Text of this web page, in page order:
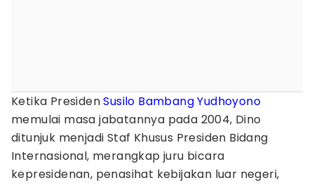
Ketika PresidenSusilo Bambang Yudhoyono
memulai masa jabatannya pada 2004, Dino
ditunjuk menjadi Staf Khusus Presiden Bidang
Internasional, merangkap juru bicara
kepresidenan, penasihat kebijakan luar negeri,